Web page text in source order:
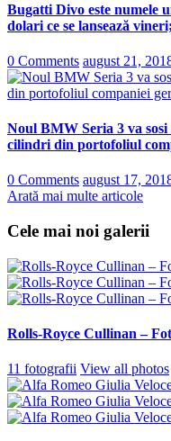
Bugatti Divo este numele
dolari ce se lansează
0 Comments august 21,
Noul BMW Seria 3 va
cilindri din portofoliul
0 Comments august 17,
Arată mai multe articole
Cele mai noi galerii
Rolls-Royce Cullinan –
11 fotografii View all photos